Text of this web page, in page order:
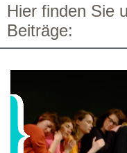
Hier finden Sie
Beiträge: